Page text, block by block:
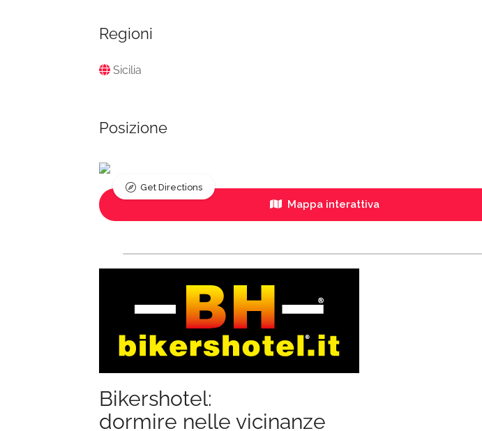
Regioni
Sicilia
Posizione
Mappa interattiva
Get Directions
Bikershotel:
dormire nelle vicinanze